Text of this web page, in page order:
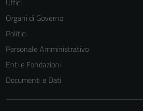
Uffici
Organi di Governo
Politici
Personale Amministrativo
Enti e Fondazioni
Documenti e Dati